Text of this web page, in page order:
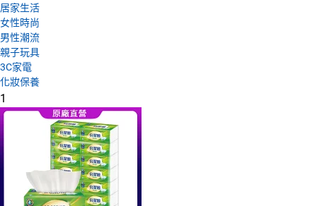
居家生活
女性時尚
男性潮流
親子玩具
3C家電
化妝保養
1